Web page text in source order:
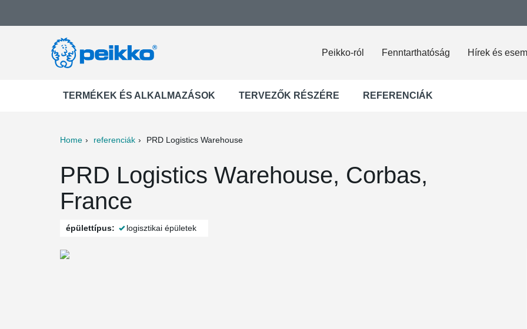
Peikko-ról Fenntarthatóság Hírek és
TERMÉKEK ÉS ALKALMAZÁSOK TERVEZŐK RÉSZÉRE REFERENCIÁK
Home referenciák PRD Logistics Warehouse
PRD Logistics Warehouse, Corbas,
France
épülettípus: logisztikai épületek